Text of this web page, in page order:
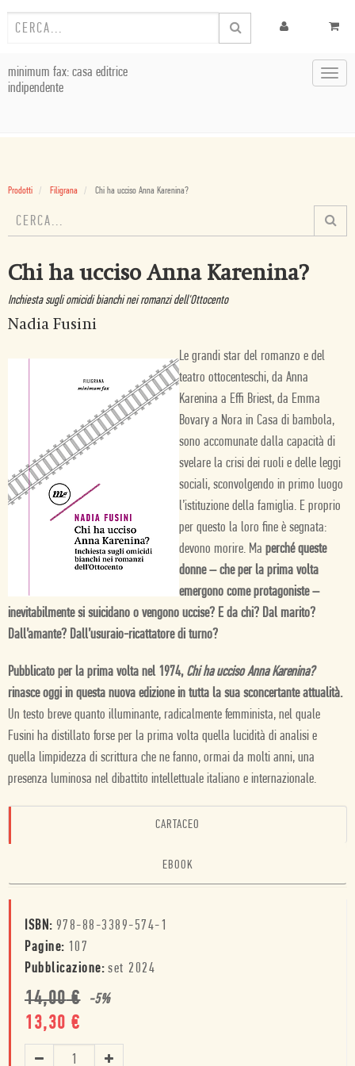
minimum fax: casa editrice
indipendente
Prodotti Filigrana Chi ha ucciso Anna Karenina?
Chi ha ucciso Anna Karenina?
Inchiesta sugli omicidi bianchi nei romanzi dell'Ottocento
Nadia Fusini
Le grandi star del romanzo e del
teatro ottocenteschi, da Anna
Karenina a Effi Briest, da Emma
Bovary a Nora in Casa di bambola,
sono accomunate dalla capacità di
svelare la crisi dei ruoli e delle leggi
sociali, sconvolgendo in primo luogo
l’istituzione della famiglia. E proprio
per questo la loro fine è segnata:
devono morire. Ma perché queste
donne – che per la prima volta
emergono come protagoniste –
inevitabilmente si suicidano o vengono uccise? E da chi? Dal marito?
Dall’amante? Dall’usuraio-ricattatore di turno?
Pubblicato per la prima volta nel 1974, Chi ha ucciso Anna Karenina?
rinasce oggi in questa nuova edizione in tutta la sua sconcertante attualità.
Un testo breve quanto illuminante, radicalmente femminista, nel quale
Fusini ha distillato forse per la prima volta quella lucidità di analisi e
quella limpidezza di scrittura che ne fanno, ormai da molti anni, una
presenza luminosa nel dibattito intellettuale italiano e internazionale.
CARTACEO
EBOOK
ISBN: 978-88-3389-574-1
Pagine: 107
Pubblicazione: set 2024
14,00€ -5%
13,30 €